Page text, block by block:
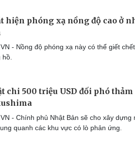
hiện phóng xạ nồng độ cao ở
- Nồng độ phóng xạ này có thể giết
chi 500 triệu USD đối phó
- Chính phủ Nhật Bản sẽ cho xây dựng
quanh các khu vực có lò phản ứng.